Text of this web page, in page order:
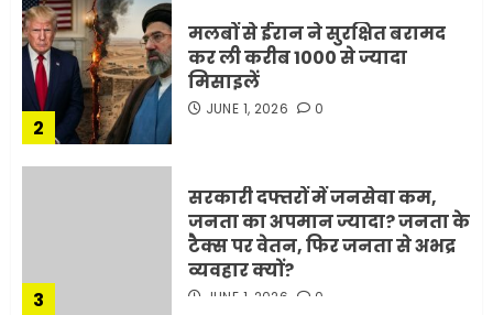
2
मलबों से ईरान ने सुरक्षित बरामद
कर ली करीब 1000 से ज्यादा
मिसाइलें
JUNE 1, 2026 0
3
सरकारी दफ्तरों में जनसेवा कम,
जनता का अपमान ज्यादा? जनता के
टैक्स पर वेतन, फिर जनता से अभद्र
व्यवहार क्यों?
JUNE 1, 2026 0